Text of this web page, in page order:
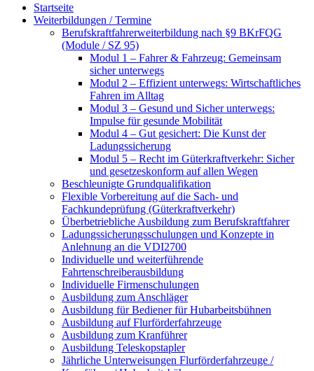
Startseite
Weiterbildungen / Termine
Berufskraftfahrer­weiterbildung nach §9 BKrFQG
(Module / SZ 95)
Modul 1 – Fahrer & Fahrzeug: Gemeinsam
sicher unterwegs
Modul 2 – Effizient unterwegs: Wirtschaftliches
Fahren im Alltag
Modul 3 – Gesund und Sicher unterwegs:
Impulse für gesunde Mobilität
Modul 4 – Gut gesichert: Die Kunst der
Ladungssicherung
Modul 5 – Recht im Güterkraftverkehr: Sicher
und gesetzeskonform auf allen Wegen
Beschleunigte Grundqualifikation
Flexible Vorbereitung auf die Sach- und
Fachkundeprüfung (Güterkraftverkehr)
Überbetriebliche Ausbildung zum Berufskraftfahrer
Ladungssicherungsschulungen und Konzepte in
Anlehnung an die VDI2700
Individuelle und weiterführende
Fahrtenschreiberausbildung
Individuelle Firmenschulungen
Ausbildung zum Anschläger
Ausbildung für Bediener für Hubarbeitsbühnen
Ausbildung auf Flurförderfahrzeuge
Ausbildung zum Kranführer
Ausbildung Teleskopstapler
Jährliche Unterweisungen Flurförderfahrzeuge /